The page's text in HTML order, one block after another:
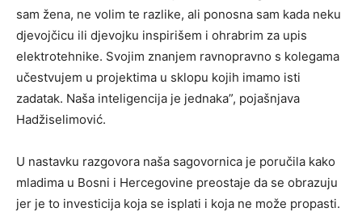
sam žena, ne volim te razlike, ali ponosna sam kada neku
djevojčicu ili djevojku inspirišem i ohrabrim za upis
elektrotehnike. Svojim znanjem ravnopravno s kolegama
učestvujem u projektima u sklopu kojih imamo isti
zadatak. Naša inteligencija je jednaka”, pojašnjava
Hadžiselimović.
U nastavku razgovora naša sagovornica je poručila kako
mladima u Bosni i Hercegovine preostaje da se obrazuju
jer je to investicija koja se isplati i koja ne može propasti.